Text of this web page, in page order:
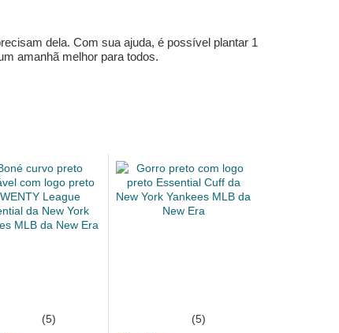
dela. Com sua ajuda, é possível plantar 1
amanhã melhor para todos.
(5) (5)